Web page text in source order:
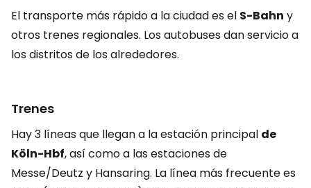
El transporte más rápido a la ciudad es el S-Bahn y
otros trenes regionales. Los autobuses dan servicio a
los distritos de los alrededores.
Trenes
Hay 3 líneas que llegan a la estación principal de
Köln-Hbf, así como a las estaciones de
Messe/Deutz y Hansaring. La línea más frecuente es